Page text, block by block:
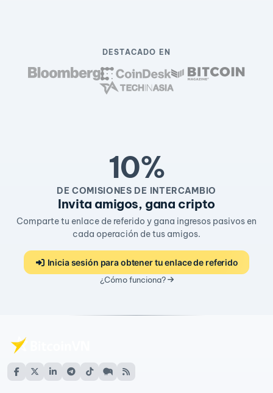
DESTACADO EN
10%
DE COMISIONES DE INTERCAMBIO
Invita amigos, gana cripto
Comparte tu enlace de referido y gana ingresos pasivos en
cada operación de tus amigos.
Inicia sesión para obtener tu enlace de referido
¿Cómo funciona?